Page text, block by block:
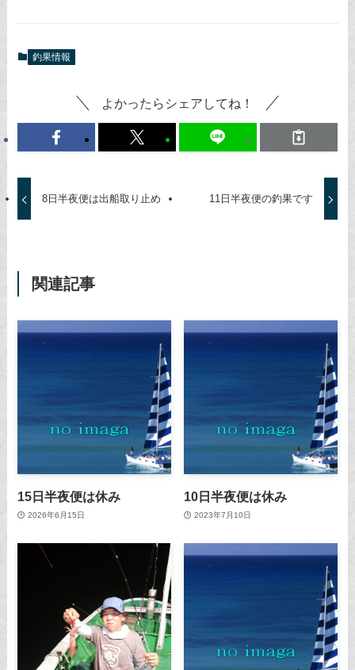
釣果情報
よかったらシェアしてね！
8日半夜便は出船取り止め 11日半夜便の釣果です
関連記事
15日半夜便は休み
2026年6月15日
10日半夜便は休み
2023年7月10日